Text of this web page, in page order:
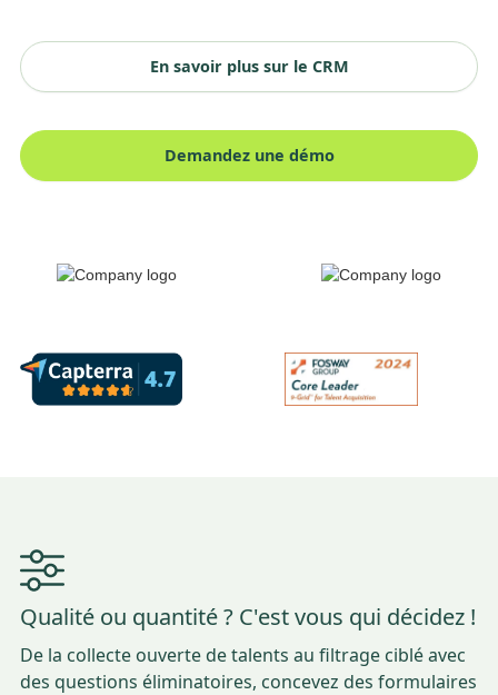
Demandez une démo
En savoir plus sur le CRM
Qualité ou quantité ? C'est vous qui décidez !
De la collecte ouverte de talents au filtrage ciblé avec
des questions éliminatoires, concevez des formulaires